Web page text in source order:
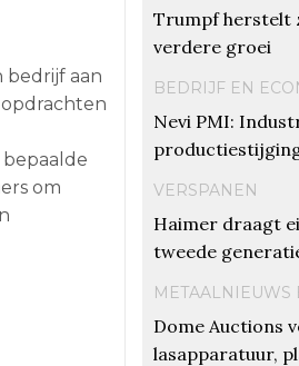
bedrijf aan
om
Trumpf herstelt
verdere groei
BEDRIJF EN
Nevi PMI:
VERSPANEN
Haimer draagt
tweede
METAALNIEUWS
Dome Auctions
lasapparatuur,